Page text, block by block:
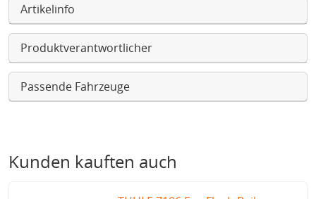
Artikelinfo
Produktverantwortlicher
Passende Fahrzeuge
Kunden kauften auch